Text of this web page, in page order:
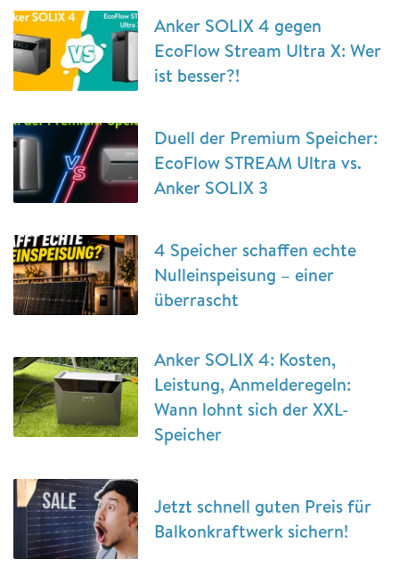
Anker SOLIX 4 gegen
EcoFlow Stream Ultra X: Wer
ist besser?!
Duell der Premium Speicher:
EcoFlow STREAM Ultra vs.
Anker SOLIX 3
4 Speicher schaffen echte
Nulleinspeisung – einer
überrascht
Anker SOLIX 4: Kosten,
Leistung, Anmelderegeln:
Wann lohnt sich der XXL-
Speicher
Jetzt schnell guten Preis für
Balkonkraftwerk sichern!